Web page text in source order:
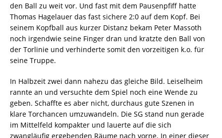
den Ball zu weit vor. Und fast mit dem Pausenpfiff hatte
Thomas Hagelauer das fast sichere 2:0 auf dem Kopf. Bei
seinem Kopfball aus kurzer Distanz bekam Peter Massoth
noch irgendwie seine Finger dran und kratzte den Ball von
der Torlinie und verhinderte somit den vorzeitigen k.o. für
seine Truppe.
In Halbzeit zwei dann nahezu das gleiche Bild. Leiselheim
rannte an und versuchte dem Spiel noch eine Wende zu
geben. Schaffte es aber nicht, durchaus gute Szenen in
klare Torchancen umzuwandeln. Die SG stand nun gerade
im Mittelfeld kompakter und lauerte auf die sich
zwangläufig ergebenden Räume nach vorne. In einer dieser